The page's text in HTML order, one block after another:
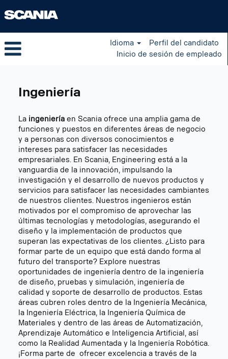
Idioma
Perfil del candidato
Inicio de sesión de empleado
Ingeniería
La ingeniería en Scania ofrece una amplia gama de
funciones y puestos en diferentes áreas de negocio
y a personas con diversos conocimientos e
intereses para satisfacer las necesidades
empresariales. En Scania, Engineering está a la
vanguardia de la innovación, impulsando la
investigación y el desarrollo de nuevos productos y
servicios para satisfacer las necesidades cambiantes
de nuestros clientes. Nuestros ingenieros están
motivados por el compromiso de aprovechar las
últimas tecnologías y metodologías, asegurando el
diseño y la implementación de productos que
superan las expectativas de los clientes. ¿Listo para
formar parte de un equipo que está dando forma al
futuro del transporte? Explore nuestras
oportunidades de ingeniería dentro de la ingeniería
de diseño, pruebas y simulación, ingeniería de
calidad y soporte de desarrollo de productos. Estas
áreas cubren roles dentro de la Ingeniería Mecánica,
la Ingeniería Eléctrica, la Ingeniería Química de
Materiales y dentro de las áreas de Automatización,
Aprendizaje Automático e Inteligencia Artificial, así
como la Realidad Aumentada y la Ingeniería Robótica.
¡Forma parte de ofrecer excelencia a través de la